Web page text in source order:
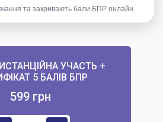
та закривають бали БПР онлайн
УЧАСТЬ +
5 БАЛІВ БПР
599 грн